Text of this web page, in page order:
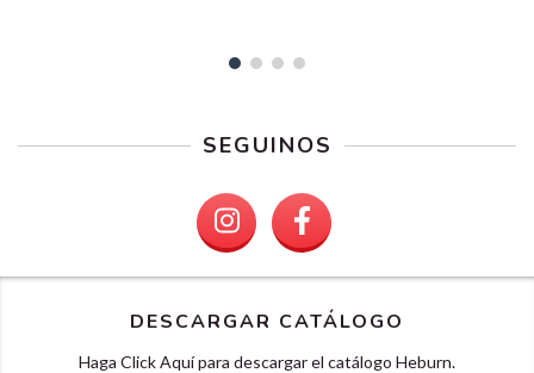
SEGUINOS
DESCARGAR CATÁLOGO
Haga Click Aquí para descargar el catálogo Heburn.